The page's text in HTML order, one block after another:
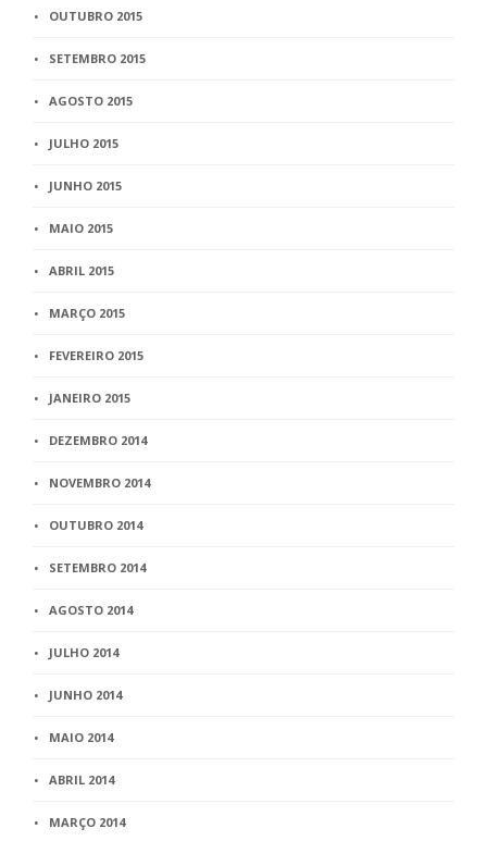
OUTUBRO 2015
SETEMBRO 2015
AGOSTO 2015
JULHO 2015
JUNHO 2015
MAIO 2015
ABRIL 2015
MARÇO 2015
FEVEREIRO 2015
JANEIRO 2015
DEZEMBRO 2014
NOVEMBRO 2014
OUTUBRO 2014
SETEMBRO 2014
AGOSTO 2014
JULHO 2014
JUNHO 2014
MAIO 2014
ABRIL 2014
MARÇO 2014